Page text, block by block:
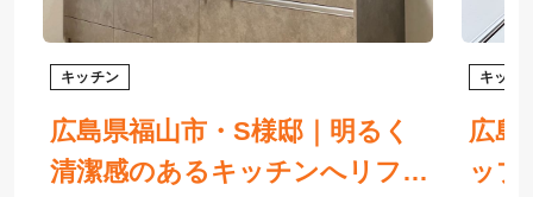
キッチン
広島県福山市・S様邸｜明るく
清潔感のあるキッチンへリフォ
キッチ
広島
ップ